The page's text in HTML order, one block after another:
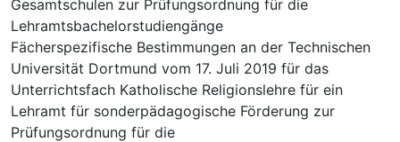
Gesamtschulen zur Prüfungsordnung für die
Lehramtsbachelorstudiengänge
Fächerspezifische Bestimmungen an der Technischen
Universität Dortmund vom 17. Juli 2019 für das
Unterrichtsfach Katholische Religionslehre für ein
Lehramt für sonderpädagogische Förderung zur
Prüfungsordnung für die